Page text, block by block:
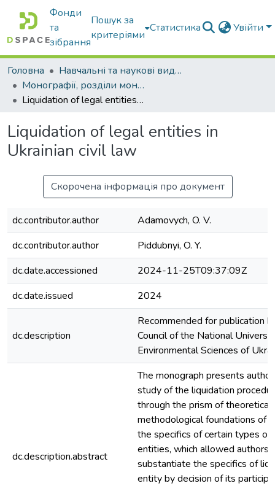
Фонди
та
зібрання
Пошук за
критеріями
Статистика Увійти
Головна
Навчальні та наукові видання
Монографії, розділи монографій, доповіді
Liquidation of legal entities in Ukrainian civil law
Liquidation of legal entities in
Ukrainian civil law
Скорочена інформація про документ
dc.contributor.author
Adamovych, O. V.
dc.contributor.author
Piddubnyi, O. Y.
dc.date.accessioned
2024-11-25T09:37:09Z
dc.date.issued
2024
dc.description
Recommended for publication
Council of the National
Environmental Sciences of
dc.description.abstract
The monograph presents
study of the liquidation
through the prism of
methodological foundations of
the specifics of certain types of
entities, which allowed authors
substantiate the specifics of
entity by decision of its